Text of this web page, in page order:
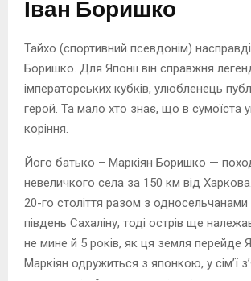
Іван Боришко
Тайхо (спортивний псевдонім)
Боришко. Для Японії він справжня
імператорських кубків, улюбленець
герой. Та мало хто знає, що в сумоїста
коріння.
Його батько – Маркіян Боришко —
невеличкого села за 150 км від
20-го століття разом з
південь Сахаліну, тоді острів ще
не мине й 5 років, як ця земля перейде
Маркіян одружиться з японкою, у сім’ї